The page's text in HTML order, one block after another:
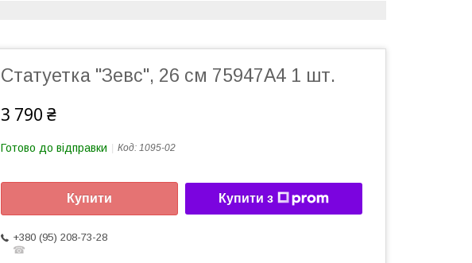
Статуетка "Зевс", 26 см 75947A4 1 шт.
3 790 ₴
Готово до відправки Код: 1095-02
Купити Купити з
+380 (95) 208-73-28
☎